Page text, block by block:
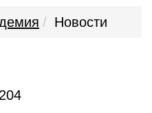
Новости